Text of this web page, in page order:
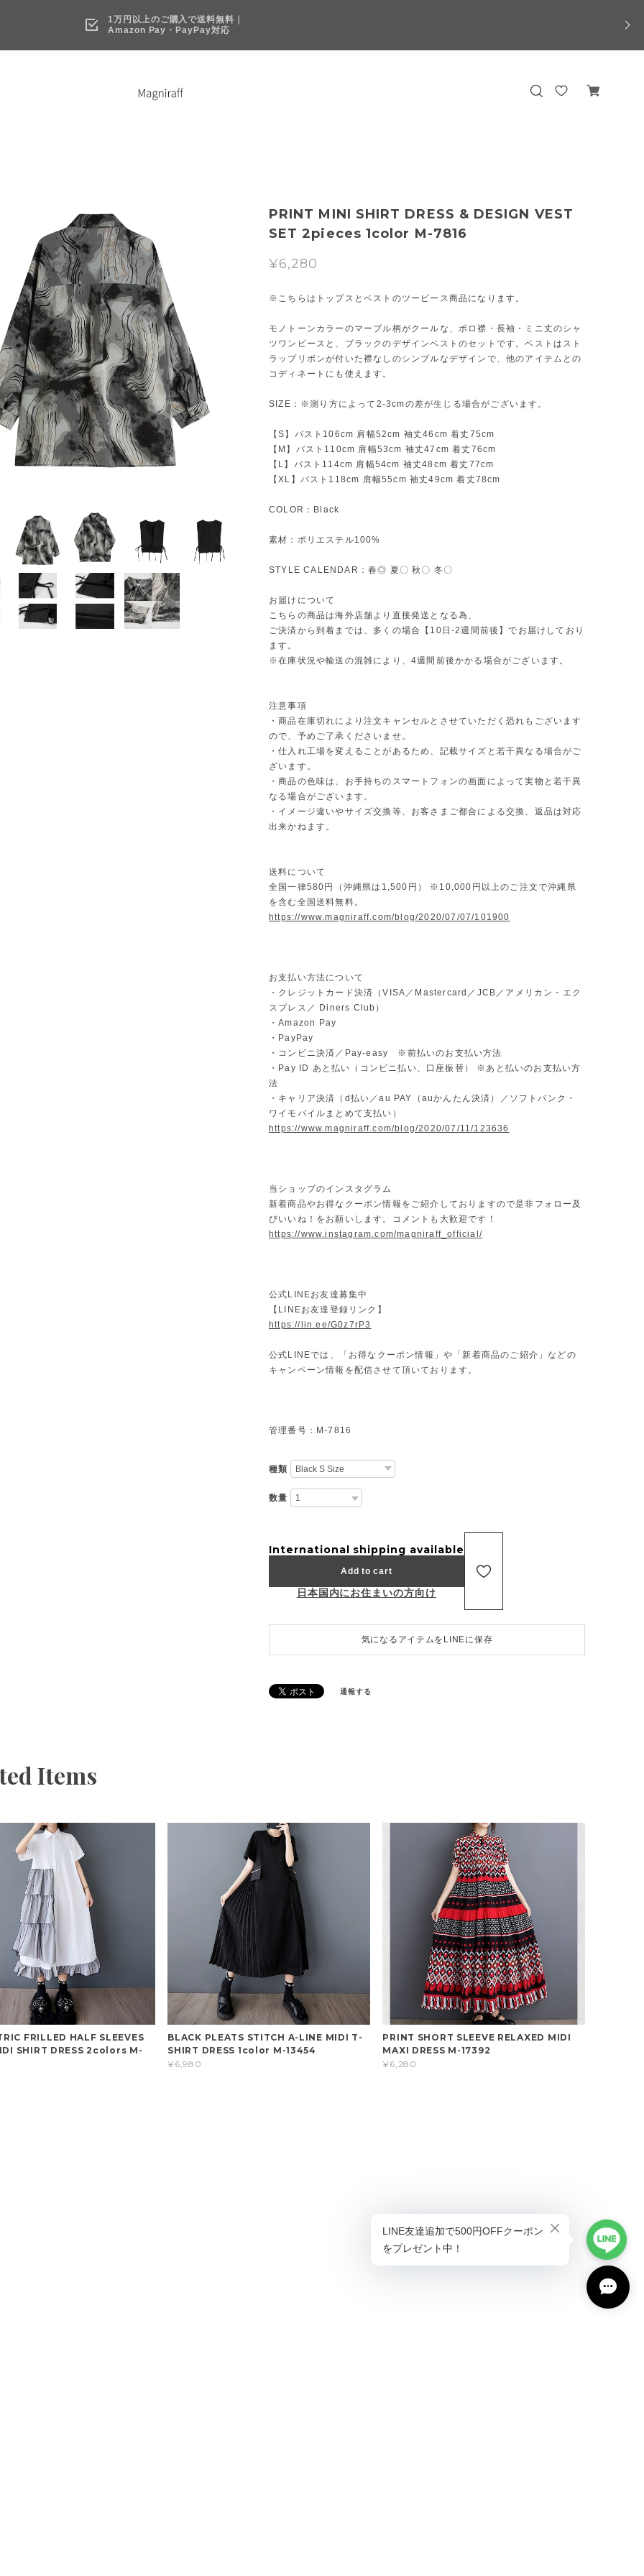
1万円以上のご購入で送料無料｜
Amazon Pay・PayPay対応
PRINT MINI SHIRT DRESS & DESIGN VEST
SET 2pieces 1color M-7816
¥6,280
※こちらはトップスとベストのツーピース商品になります。
モノトーンカラーのマーブル柄がクールな、ポロ襟・長袖・ミニ丈のシャ
ツワンピースと、ブラックのデザインベストのセットです。ベストはスト
ラップリボンが付いた襟なしのシンプルなデザインで、他のアイテムとの
コディネートにも使えます。
SIZE：※測り方によって2-3cmの差が生じる場合がございます。
【S】バスト106cm 肩幅52cm 袖丈46cm 着丈75cm
【M】バスト110cm 肩幅53cm 袖丈47cm 着丈76cm
【L】バスト114cm 肩幅54cm 袖丈48cm 着丈77cm
【XL】バスト118cm 肩幅55cm 袖丈49cm 着丈78cm
COLOR：Black
素材：ポリエステル100%
STYLE CALENDAR：春◎ 夏〇 秋〇 冬〇
お届けについて
こちらの商品は海外店舗より直接発送となる為、
ご決済から到着までは、多くの場合【10日-2週間前後】でお届けしており
ます。
※在庫状況や輸送の混雑により、4週間前後かかる場合がございます。
注意事項
・商品在庫切れにより注文キャンセルとさせていただく恐れもございます
ので、予めご了承くださいませ。
・仕入れ工場を変えることがあるため、記載サイズと若干異なる場合がご
ざいます。
・商品の色味は、お手持ちのスマートフォンの画面によって実物と若干異
なる場合がございます。
・イメージ違いやサイズ交換等、お客さまご都合による交換、返品は対応
出来かねます。
送料について
全国一律580円（沖縄県は1,500円） ※10,000円以上のご注文で沖縄県
を含む全国送料無料。
https://www.magniraff.com/blog/2020/07/07/101900
お支払い方法について
・クレジットカード決済（VISA／Mastercard／JCB／アメリカン・エク
スプレス／ Diners Club）
・Amazon Pay
・PayPay
・コンビニ決済／Pay-easy ※前払いのお支払い方法
・Pay ID あと払い（コンビニ払い、口座振替） ※あと払いのお支払い方
法
・キャリア決済（d払い／au PAY（auかんたん決済）／ソフトバンク・
ワイモバイルまとめて支払い）
https://www.magniraff.com/blog/2020/07/11/123636
当ショップのインスタグラム
新着商品やお得なクーポン情報をご紹介しておりますので是非フォロー及
びいいね！をお願いします。コメントも大歓迎です！
https://www.instagram.com/magniraff_official/
公式LINEお友達募集中
【LINEお友達登録リンク】
https://lin.ee/G0z7rP3
公式LINEでは、「お得なクーポン情報」や「新着商品のご紹介」などの
キャンペーン情報を配信させて頂いております。
管理番号：M-7816
種類
数量
International shipping available
Add to cart
日本国内にお住まいの方向け
気になるアイテムをLINEに保存
通報する
Items
FRILLED HALF SLEEVES
SHIRT DRESS 2colors M-
BLACK PLEATS STITCH A-LINE MIDI T-
SHIRT DRESS 1color M-13454
¥6,980
PRINT SHORT SLEEVE RELAXED MIDI
MAXI DRESS M-17392
¥6,280